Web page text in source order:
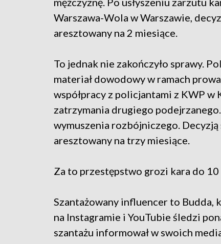
Warszawa-Wola w Warszawie,
aresztowany na 2 miesiące.
To jednak nie zakończyło sprawy.
materiał dowodowy w ramach
współpracy z policjantami z KWP w
zatrzymania drugiego
wymuszenia rozbójniczego.
aresztowany na trzy miesiące.
Za to przestępstwo grozi kara do
Szantażowany influencer to Budda,
na Instagramie i YouTubie śledzi
szantażu informował w swoich